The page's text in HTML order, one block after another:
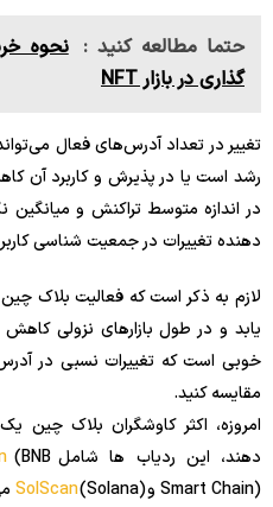
حتما مطالعه کنید :
گذاری در بازار NFT
تغییر در تعداد آدرس‌های فعال
رشد است یا در پذیرش و کاربرد آن
در اندازه متوسط ​​تراکنش و
دهنده تغییرات در جمعیت شناسی
لازم به ذکر است که فعالیت بلاک
یابد و در طول بازارهای نزولی
خوبی است که تغییرات نسبی در
مقایسه کنید.
امروزه، اکثر کاوشگران بلاک چین
دهند، این ردیاب ها شامل (BNB
Smart Chain) و
SolScan(Solana) می شود.